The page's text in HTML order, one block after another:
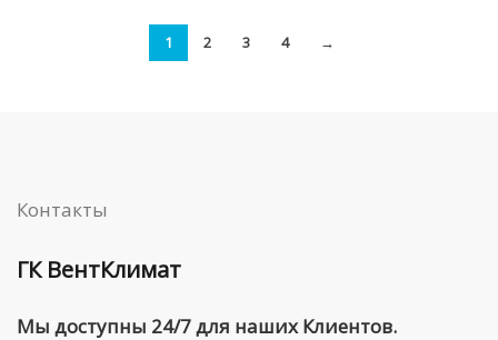
1 2 3 4 →
Контакты
ГК ВентКлимат
Мы доступны 24/7 для наших Клиентов.